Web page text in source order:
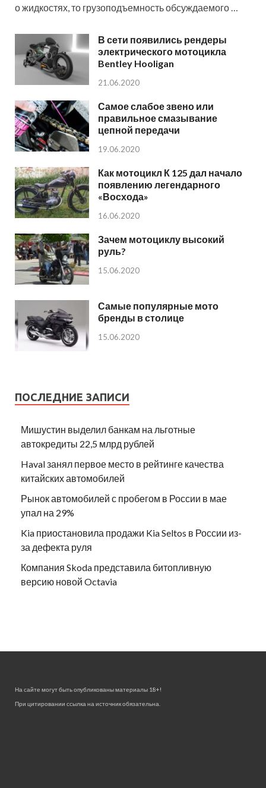
о жидкостях, то грузоподъемность обсуждаемого …
В сети появились рендеры
электрического мотоцикла
Bentley Hooligan
21.06.2020
Самое слабое звено или
правильное смазывание
цепной передачи
19.06.2020
Как мотоцикл К 125 дал начало
появлению легендарного
«Восхода»
16.06.2020
Зачем мотоциклу высокий
руль?
15.06.2020
Самые популярные мото
бренды в столице
15.06.2020
ПОСЛЕДНИЕ ЗАПИСИ
Мишустин выделил банкам на льготные
автокредиты 22,5 млрд рублей
Haval занял первое место в рейтинге качества
китайских автомобилей
Рынок автомобилей с пробегом в России в мае
упал на 29%
Kia приостановила продажи Kia Seltos в России из-
за дефекта руля
Компания Skoda представила битопливную
версию новой Octavia
На сайте могут быть опубликованы материалы 18+!
При цитировании ссылка на источник обязательна.